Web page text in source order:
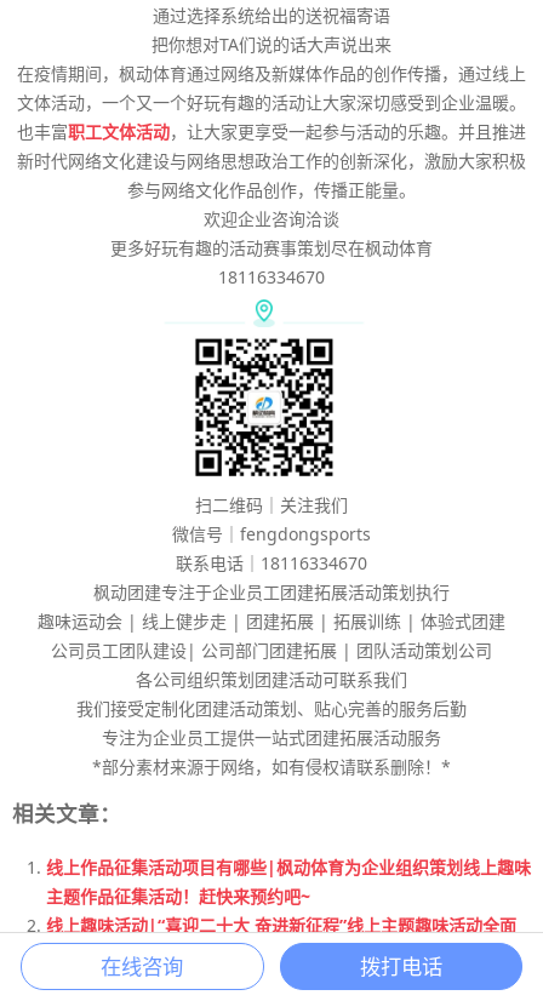
通过选择系统给出的送祝福寄语
把你想对TA们说的话大声说出来
在疫情期间，枫动体育通过网络及新媒体作品的创作传播，通过线上
文体活动，一个又一个好玩有趣的活动让大家深切感受到企业温暖。
也丰富职工文体活动，让大家更享受一起参与活动的乐趣。并且推进
新时代网络文化建设与网络思想政治工作的创新深化，激励大家积极
参与网络文化作品创作，传播正能量。
欢迎企业咨询洽谈
更多好玩有趣的活动赛事策划尽在枫动体育
18116334670
扫二维码｜关注我们
微信号｜fengdongsports
联系电话｜18116334670
枫动团建专注于企业员工团建拓展活动策划执行
趣味运动会 | 线上健步走 | 团建拓展 | 拓展训练 | 体验式团建
公司员工团队建设| 公司部门团建拓展 | 团队活动策划公司
各公司组织策划团建活动可联系我们
我们接受定制化团建活动策划、贴心完善的服务后勤
专注为企业员工提供一站式团建拓展活动服务
*部分素材来源于网络，如有侵权请联系删除！*
相关文章：
线上作品征集活动项目有哪些|枫动体育为企业组织策划线上趣味
主题作品征集活动！赶快来预约吧~
线上趣味活动|“喜迎二十大 奋进新征程”线上主题趣味活动全面
开启预约啦！
五四青年节主题活动|枫动体育推出五四青年节线上知识竞赛主题
在线咨询 拨打电话